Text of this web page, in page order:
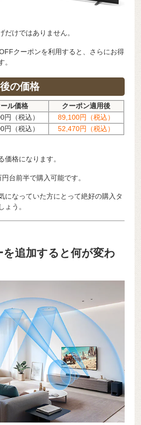
だけではありません。
クーポンを利用すると、さらにお得
。
の価格
ル価格
クーポン適用後
円（税込）
89,100円（税込）
円（税込） 52,470円（税込）
価格になります。
台前半で購入可能です。
になっていた方にとって絶好の購入タ
ょう。
追加すると何が変わ